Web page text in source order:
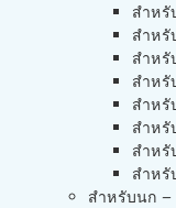
สำหรั
สำหรั
สำหรั
สำหรั
สำหรั
สำหรั
สำหรั
สำหรั
สำหรับนก –